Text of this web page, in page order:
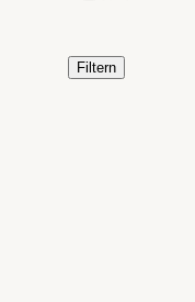
Filtern